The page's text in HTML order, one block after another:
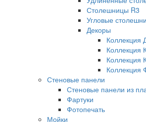
Столешницы R3
Угловые
Декоры
Коллекция
Коллекция
Коллекция
Коллекция
Стеновые панели
Стеновые панели из
Фартуки
Фотопечать
Мойки